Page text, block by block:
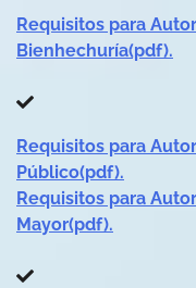
Requisitos para
Bienhechuría(pdf).
Requisitos para
Público(pdf).
Requisitos para
Mayor(pdf).